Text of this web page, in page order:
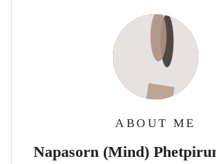
ABOUT ME
Napasorn (Mind)